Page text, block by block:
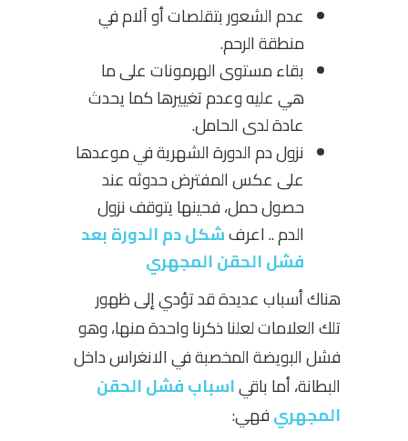
عدم الشعور بتقلصات أو آلام في
منطقة الرحم.
بقاء مستوى الهرمونات على ما
هي عليه وعدم تغييرها كما يحدث
عادة لدى الحامل.
نزول دم الدورة الشهرية في موعدها
على عكس المفترض حدوثه عند
حصول حمل، فحينها يتوقف نزول
الدم .. اعرفشكل دم الدورة بعد
فشل الحقن المجهري
هناك أسباب عديدة قد تؤدي إلى ظهور
تلك العلامات لعلنا ذكرنا واحدة منها، وهو
فشل البويضة المخصبة في الانغراس داخل
البطانة، أما باقياسباب فشل الحقن
المجهريفهي: